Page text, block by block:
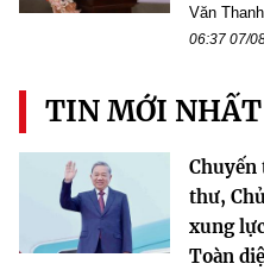
Văn Thanh
06:37 07/
TIN MỚI NHẤT
Chuyến
thư,
xung
Toàn